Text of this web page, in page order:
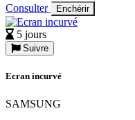
Consulter Enchérir
5 jours
Suivre
Ecran incurvé
SAMSUNG